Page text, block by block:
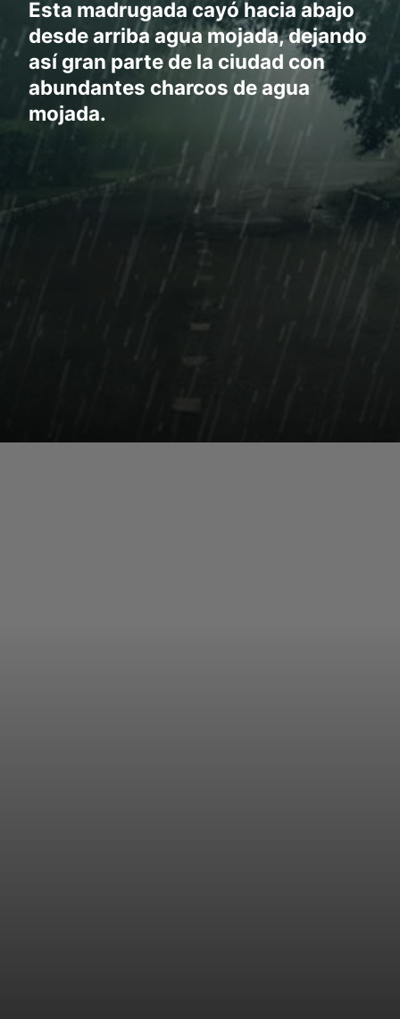
Esta madrugada cayó hacia abajo
desde arriba agua mojada, dejando
así gran parte de la ciudad con
abundantes charcos de agua
mojada.